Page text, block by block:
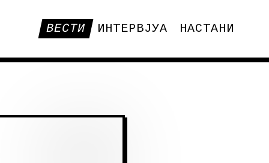
ВЕСТИ ИНТЕРВЈУА НАСТАНИ